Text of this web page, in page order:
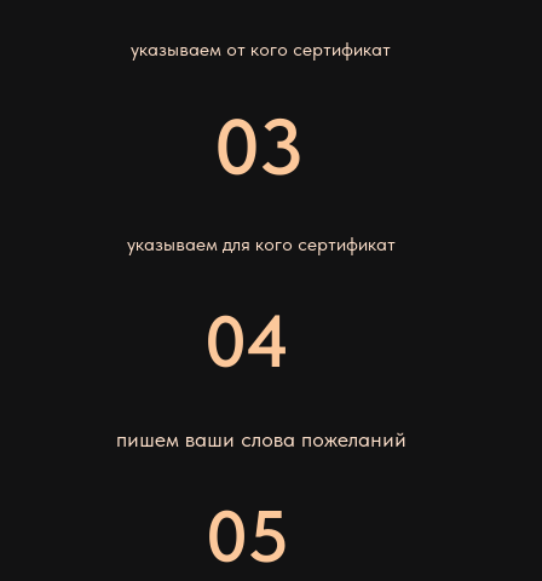
05
указываем для кого сертификат
указываем от кого сертификат
03
04
пишем ваши слова пожеланий